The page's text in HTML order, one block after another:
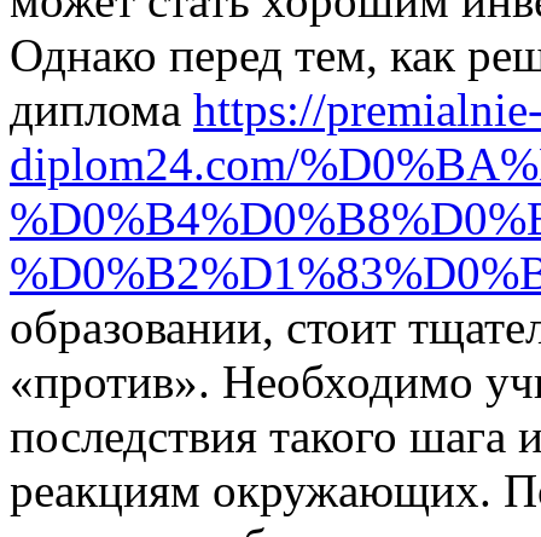
Однако перед тем, как
диплома https://
diplom24.com/
образовании, стоит
«против». Необходимо
последствия такого
реакциям окружающих.